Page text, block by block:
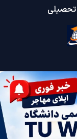
تحصیلی